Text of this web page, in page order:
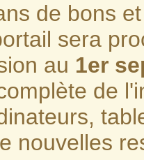
de bons
sera
au 1er
de
nouvelles